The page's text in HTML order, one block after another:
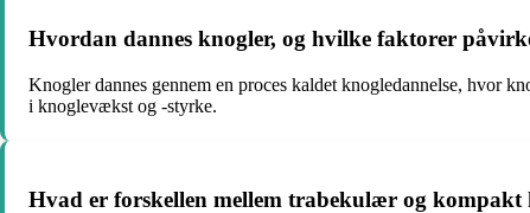
Hvordan dannes knogler, og hvilke faktorer
Knogler dannes gennem en proces kaldet knogledannelse, hvor
i knoglevækst og -styrke.
Hvad er forskellen mellem trabekulær og kompakt